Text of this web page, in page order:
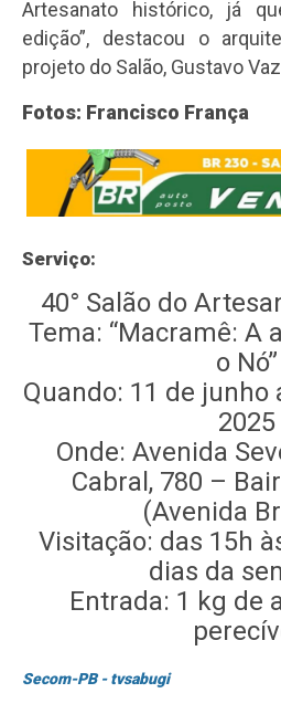
Artesanato histórico, já
edição”, destacou o
projeto do Salão, Gustavo
Fotos: Francisco França
Serviço:
40° Salão do
Tema: “Macramê: A
o Nó”
Quando: 11 de junho
2025
Onde: Avenida
Cabral, 780 –
(Avenida
Visitação: das 15h
dias da
Entrada: 1 kg de
Secom-PB - tvsabugi